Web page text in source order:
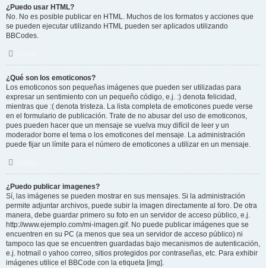
¿Puedo usar HTML?
No. No es posible publicar en HTML. Muchos de los formatos y acciones que
se pueden ejecutar utilizando HTML pueden ser aplicados utilizando
BBCodes.
¿Qué son los emoticonos?
Los emoticonos son pequeñas imágenes que pueden ser utilizadas para
expresar un sentimiento con un pequeño código, e.j. :) denota felicidad,
mientras que :( denota tristeza. La lista completa de emoticones puede verse
en el formulario de publicación. Trate de no abusar del uso de emoticonos,
pues pueden hacer que un mensaje se vuelva muy difícil de leer y un
moderador borre el tema o los emoticones del mensaje. La administración
puede fijar un límite para el número de emoticones a utilizar en un mensaje.
¿Puedo publicar imagenes?
Sí, las imágenes se pueden mostrar en sus mensajes. Si la administración
permite adjuntar archivos, puede subir la imagen directamente al foro. De otra
manera, debe guardar primero su foto en un servidor de acceso público, e.j.
http://www.ejemplo.com/mi-imagen.gif. No puede publicar imágenes que se
encuentren en su PC (a menos que sea un servidor de acceso público) ni
tampoco las que se encuentren guardadas bajo mecanismos de autenticación,
e.j. hotmail o yahoo correo, sitios protegidos por contraseñas, etc. Para exhibir
imágenes utilice el BBCode con la etiqueta [img].